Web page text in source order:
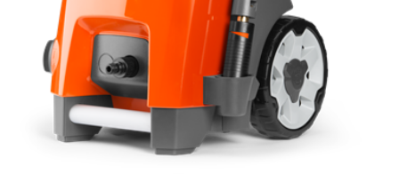
Станки
Строительное оборудование
Электроинструмент
Электрохозтовары